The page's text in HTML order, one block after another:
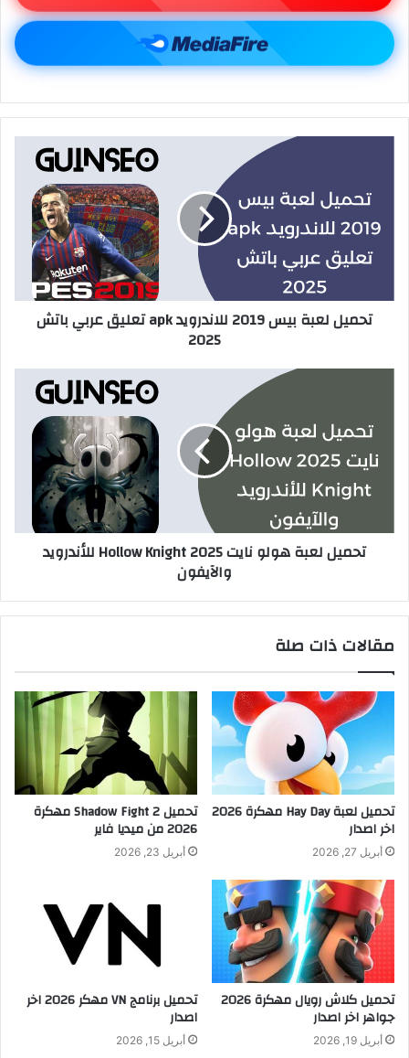
تحميل لعبة بيس 2019 للاندرويد apk تعليق عربي باتش
2025
تحميل لعبة هولو نايت 2025 Hollow Knight للأندرويد
والآيفون
مقالات ذات صلة
تحميل لعبة Hay Day مهكرة 2026
اخر اصدار
أبريل 27, 2026
تحميل Shadow Fight 2 مهكرة
2026 من ميديا فاير
أبريل 23, 2026
تحميل كلاش رويال مهكرة 2026
جواهر اخر اصدار
أبريل 19, 2026
تحميل برنامج VN مهكر 2026 اخر
اصدار
أبريل 15, 2026